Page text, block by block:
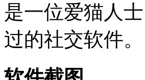
是一位爱猫人
过的社交软件。